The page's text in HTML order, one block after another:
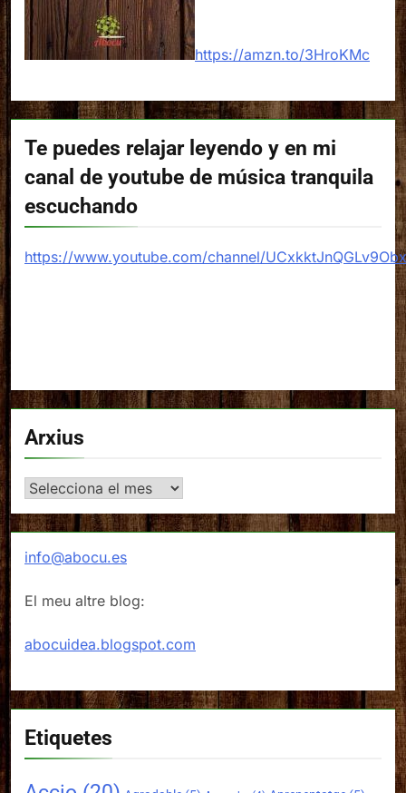
https://amzn.to/3HroKMc
Te puedes relajar leyendo y en mi
canal de youtube de música tranquila
escuchando
https://www.youtube.com/channel/
Arxius
Arxius
info@abocu.es
El meu altre blog:
abocuidea.blogspot.com
Etiquetes